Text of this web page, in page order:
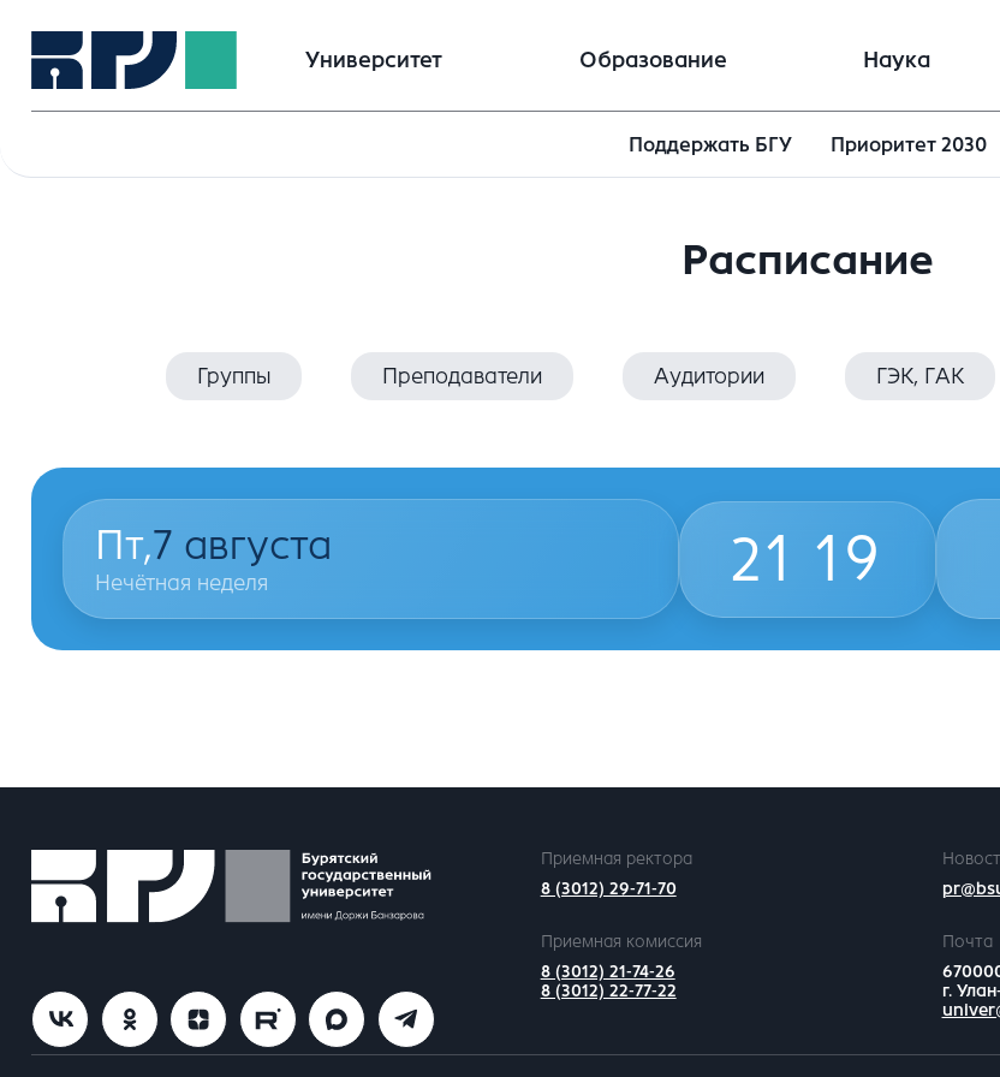
Университет Образование Наука
Поддержать БГУ Приоритет 2030
Расписание
Группы Преподаватели Аудитории ГЭК, ГАК
Пт,7 августа
Нечётная неделя 21 19
Приемная ректора
8 (3012) 29-71-70
Приемная комиссия
8 (3012) 21-74-26
8 (3012) 22-77-22
Почта
г.